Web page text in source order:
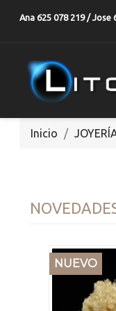
Ana 625 078 219 / Jose
Inicio
NUEVO